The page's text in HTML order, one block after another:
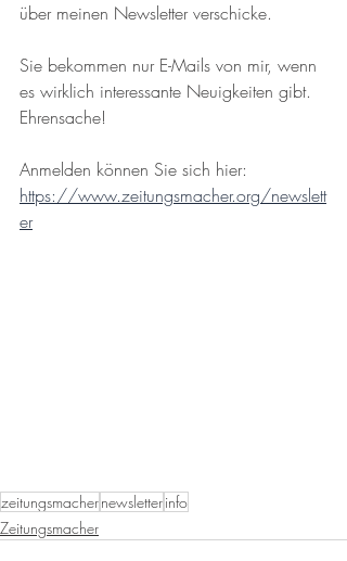
über meinen Newsletter verschicke.
Sie bekommen nur E-Mails von mir, wenn
es wirklich interessante Neuigkeiten gibt.
Ehrensache!
Anmelden können Sie sich hier:
https://www.zeitungsmacher.org/newslett
er
zeitungsmachernewsletterinfo
Zeitungsmacher